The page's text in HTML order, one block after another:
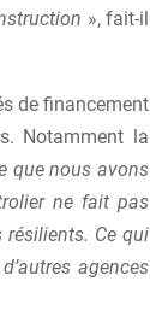
», fait-il
de financement
Notamment la
que nous avons
ne fait pas
résilients. Ce qui
agences